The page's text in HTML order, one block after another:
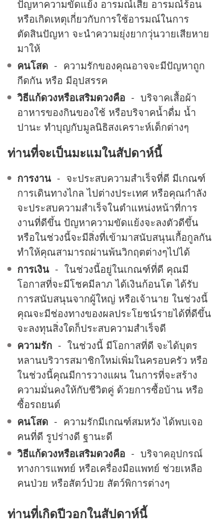
ปัญหาความขัดแย้ง อารมณ์เสีย อารมณ์ร้อน
หรือเกิดเหตุเกี่ยวกับการใช้อารมณ์ในการ
ตัดสินปัญหา จะนำความยุ่งยากวุ่นวายเสียหาย
มาให้
คนโสด - ความรักของคุณอาจจะมีปัญหาถูก
กีดกัน หรือ มีอุปสรรค
วิธีแก้ดวงหรือเสริมดวงคือ - บริจาคเสื้อผ้า
อาหารของกินของใช้ หรือบริจาคน้ำดื่ม น้ำ
ปานะ ทำบุญกับมูลนิธิสงเคราะห์เด็กต่างๆ
ท่านที่จะเป็นมะแมในสัปดาห์นี้
การงาน - จะประสบความสำเร็จที่ดี มีเกณฑ์
การเดินทางไกล ไปต่างประเทศ หรือคุณกำลัง
จะประสบความสำเร็จในตำแหน่งหน้าที่การ
งานที่ดีขึ้น ปัญหาความขัดแย้งจะลงตัวดีขึ้น
หรือในช่วงนี้จะมีสิ่งที่เข้ามาสนับสนุนเกื้อกูลกัน
ทำให้คุณสามารถผ่านพ้นวิกฤตต่างๆไปได้
การเงิน - ในช่วงนี้อยู่ในเกณฑ์ที่ดี คุณมี
โอกาสที่จะมีโชคมีลาภ ได้เงินก้อนโต ได้รับ
การสนับสนุนจากผู้ใหญ่ หรือเจ้านาย ในช่วงนี้
คุณจะมีช่องทางของผลประโยชน์รายได้ที่ดีขึ้น
จะลงทุนสิ่งใดก็ประสบความสำเร็จดี
ความรัก - ในช่วงนี้ มีโอกาสที่ดี จะได้บุตร
หลานบริวารสมาชิกใหม่เพิ่มในครอบครัว หรือ
ในช่วงนี้คุณมีการวางแผน ในการที่จะสร้าง
ความมั่นคงให้กับชีวิตคู่ ด้วยการซื้อบ้าน หรือ
ซื้อรถยนต์
คนโสด - ความรักมีเกณฑ์สมหวัง ได้พบเจอ
คนที่ดี รูปร่างดี ฐานะดี
วิธีแก้ดวงหรือเสริมดวงคือ - บริจาคอุปกรณ์
ทางการแพทย์ หรือเครื่องมือแพทย์ ช่วยเหลือ
คนป่วย หรือสัตว์ป่วย สัตว์พิการต่างๆ
ท่านที่เกิดปีวอกในสัปดาห์นี้